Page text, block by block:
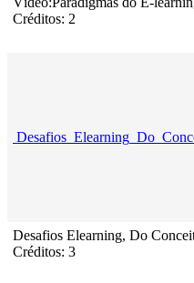
Créditos: 2
Desafios Elearning, Do
Créditos: 3